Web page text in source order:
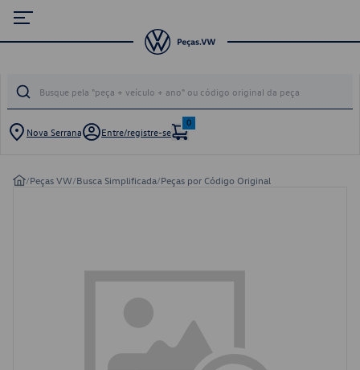
Nova Serrana Entre/registre-se
0
/Peças VW/Busca Simplificada/Peças por Código Original